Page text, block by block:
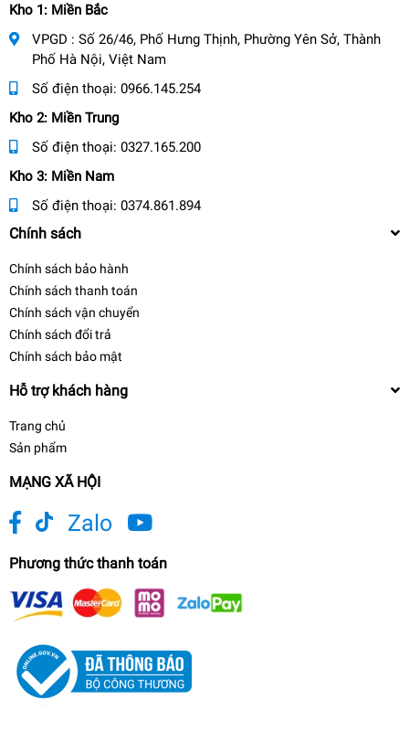
Kho 1: Miền Bắc
VPGD : Số 26/46, Phố Hưng Thịnh, Phường Yên Sở, Thành
Phố Hà Nội, Việt Nam
Số điện thoại: 0966.145.254
Kho 2: Miền Trung
Số điện thoại: 0327.165.200
Kho 3: Miền Nam
Số điện thoại: 0374.861.894
Chính sách
Chính sách bảo hành
Chính sách thanh toán
Chính sách vận chuyển
Chính sách đổi trả
Chính sách bảo mật
Hỗ trợ khách hàng
Trang chủ
Sản phẩm
MẠNG XÃ HỘI
Zalo
Phương thức thanh toán